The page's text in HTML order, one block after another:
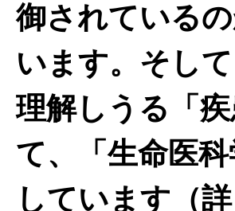
御されている
います。そし
理解しうる「
て、「生命医
しています（詳